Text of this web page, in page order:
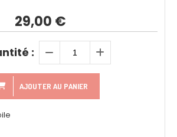
29,00 €
:
AJOUTER AU PANIER